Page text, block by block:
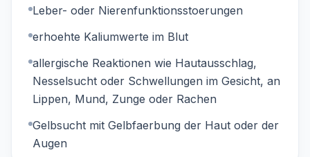
Leber- oder Nierenfunktionsstoerungen
erhoehte Kaliumwerte im Blut
allergische Reaktionen wie Hautausschlag,
Nesselsucht oder Schwellungen im Gesicht, an
Lippen, Mund, Zunge oder Rachen
Gelbsucht mit Gelbfaerbung der Haut oder der
Augen